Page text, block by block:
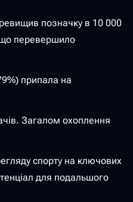
позначку в 10 000
що перевершило
припала на
Загалом охоплення
спорту на ключових
для подальшого